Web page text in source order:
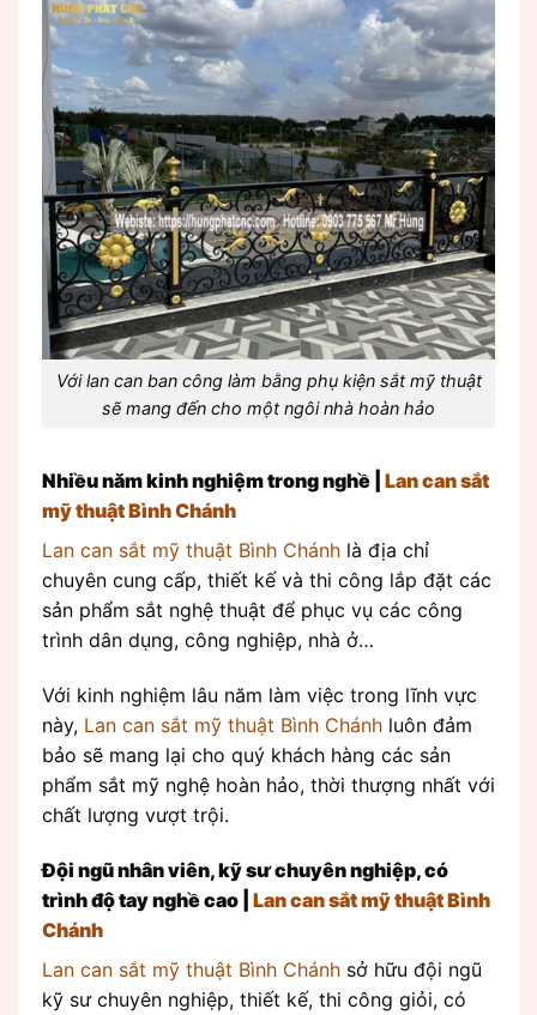
Với lan can ban công làm bằng phụ kiện sắt mỹ thuật
sẽ mang đến cho một ngôi nhà hoàn hảo
Nhiều năm kinh nghiệm trong nghề | Lan can sắt
mỹ thuật Bình Chánh
Lan can sắt mỹ thuật Bình Chánh là địa chỉ
chuyên cung cấp, thiết kế và thi công lắp đặt các
sản phẩm sắt nghệ thuật để phục vụ các công
trình dân dụng, công nghiệp, nhà ở…
Với kinh nghiệm lâu năm làm việc trong lĩnh vực
này, Lan can sắt mỹ thuật Bình Chánh luôn đảm
bảo sẽ mang lại cho quý khách hàng các sản
phẩm sắt mỹ nghệ hoàn hảo, thời thượng nhất với
chất lượng vượt trội.
Đội ngũ nhân viên, kỹ sư chuyên nghiệp, có
trình độ tay nghề cao | Lan can sắt mỹ thuật Bình
Chánh
Lan can sắt mỹ thuật Bình Chánh sở hữu đội ngũ
kỹ sư chuyên nghiệp, thiết kế, thi công giỏi, có